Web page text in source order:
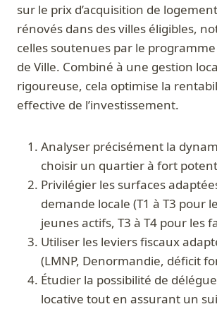
sur le prix d’acquisition de
rénovés dans des villes éligibles,
celles soutenues par le
de Ville. Combiné à une gestion
rigoureuse, cela optimise la
effective de l’investissement.
Analyser précisément la
choisir un quartier à fort
Privilégier les surfaces
demande locale (T1 à T3 pour
jeunes actifs, T3 à T4 pour les
Utiliser les leviers fiscaux
(LMNP, Denormandie, déficit
Étudier la possibilité de
locative tout en assurant un